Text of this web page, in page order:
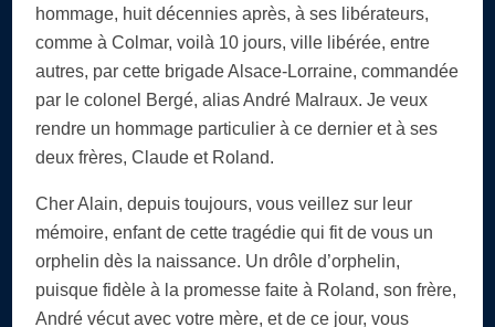
hommage, huit décennies après, à ses libérateurs,
comme à Colmar, voilà 10 jours, ville libérée, entre
autres, par cette brigade Alsace-Lorraine, commandée
par le colonel Bergé, alias André Malraux. Je veux
rendre un hommage particulier à ce dernier et à ses
deux frères, Claude et Roland.
Cher Alain, depuis toujours, vous veillez sur leur
mémoire, enfant de cette tragédie qui fit de vous un
orphelin dès la naissance. Un drôle d’orphelin,
puisque fidèle à la promesse faite à Roland, son frère,
André vécut avec votre mère, et de ce jour, vous